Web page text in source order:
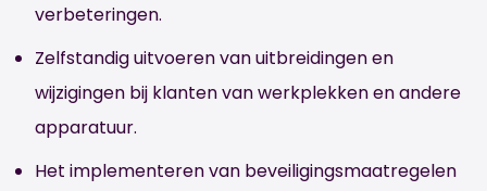
verbeteringen.
Zelfstandig uitvoeren van uitbreidingen en
wijzigingen bij klanten van werkplekken en andere
apparatuur.
Het implementeren van beveiligingsmaatregelen